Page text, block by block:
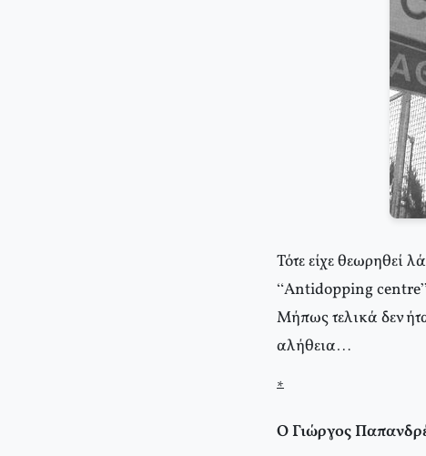
Τότε είχε θεωρηθεί
“Αntidopping centre”,
Μήπως τελικά δεν
αλήθεια…
*
Ο Γιώργος